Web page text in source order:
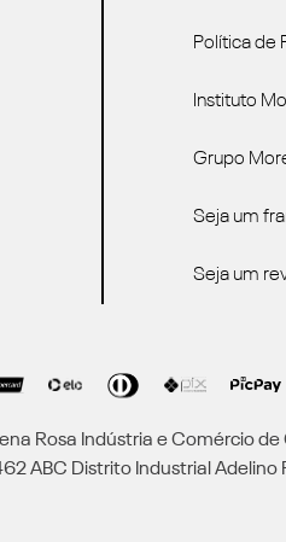
Política de
Instituto
Grupo
Seja um
Seja um
Rosa Indústria e Comércio
ABC Distrito Industrial